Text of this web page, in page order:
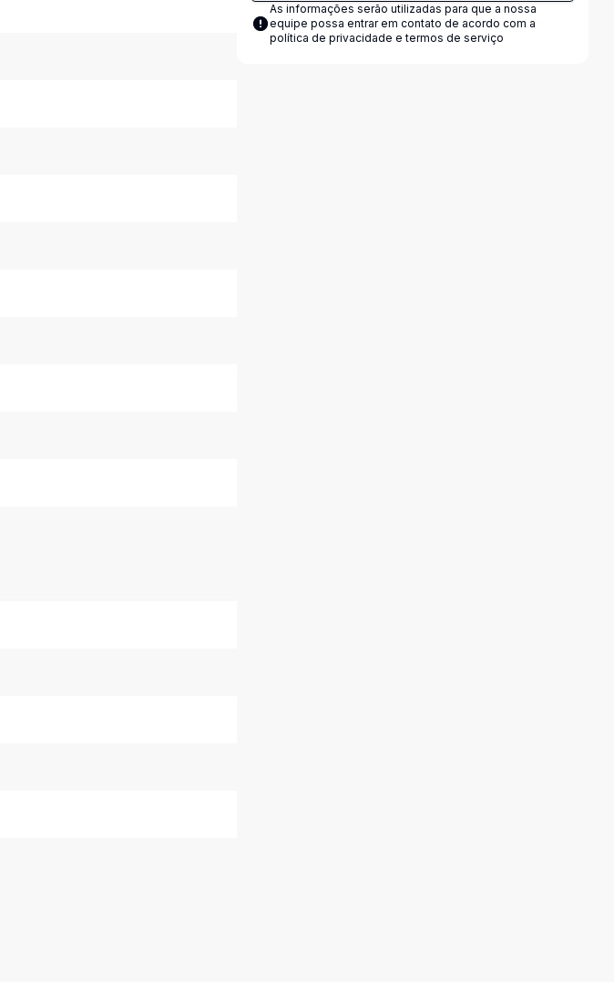
As informações serão utilizadas para que a nossa
equipe possa entrar em contato de acordo com a
política de privacidade e termos de serviço